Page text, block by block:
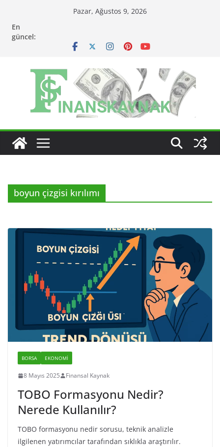
content
Pazar, Ağustos 9, 2026
En
güncel:
boyun çizgisi kırılımı
BORSA EKONOMI
8 Mayıs 2025 Finansal Kaynak
TOBO Formasyonu Nedir?
Nerede Kullanılır?
TOBO formasyonu nedir sorusu, teknik analizle
ilgilenen yatırımcılar tarafından sıklıkla araştırılır.